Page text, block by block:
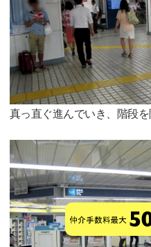
真っ直ぐ進んでいき、階段を